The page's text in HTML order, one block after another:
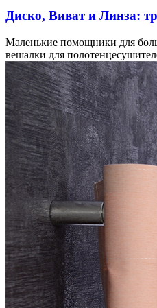
Диско, Виват и Линза:
Маленькие помощники для
вешалки для